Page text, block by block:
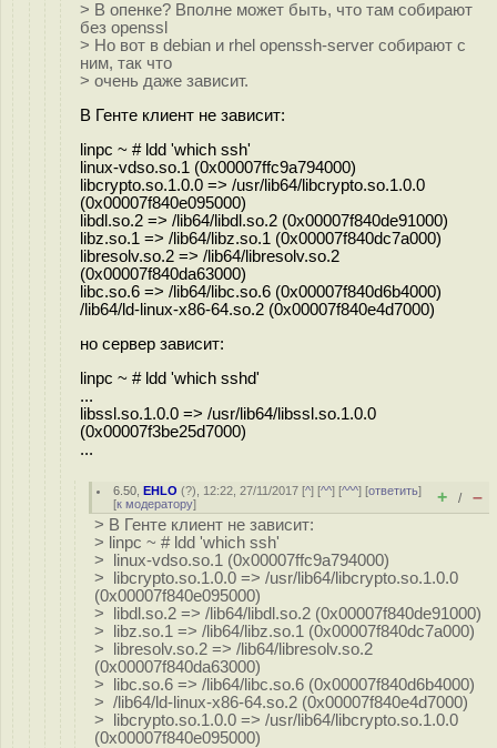
> В опенке? Вполне может быть, что там собирают
без openssl
> Но вот в debian и rhel openssh-server собирают с
ним, так что
> очень даже зависит.
В Генте клиент не зависит:
linpc ~ # ldd 'which ssh'
linux-vdso.so.1 (0x00007ffc9a794000)
libcrypto.so.1.0.0 => /usr/lib64/libcrypto.so.1.0.0
(0x00007f840e095000)
libdl.so.2 => /lib64/libdl.so.2 (0x00007f840de91000)
libz.so.1 => /lib64/libz.so.1 (0x00007f840dc7a000)
libresolv.so.2 => /lib64/libresolv.so.2
(0x00007f840da63000)
libc.so.6 => /lib64/libc.so.6 (0x00007f840d6b4000)
/lib64/ld-linux-x86-64.so.2 (0x00007f840e4d7000)
но сервер зависит:
linpc ~ # ldd 'which sshd'
...
libssl.so.1.0.0 => /usr/lib64/libssl.so.1.0.0
(0x00007f3be25d7000)
...
6.50 ,EHLO (?), 12:22, 27/11/2017 [^] [^^] [^^^] [ответить]
[к модератору] + / –
> В Генте клиент не зависит:
> linpc ~ # ldd 'which ssh'
> linux-vdso.so.1 (0x00007ffc9a794000)
> libcrypto.so.1.0.0 => /usr/lib64/libcrypto.so.1.0.0
(0x00007f840e095000)
> libdl.so.2 => /lib64/libdl.so.2 (0x00007f840de91000)
> libz.so.1 => /lib64/libz.so.1 (0x00007f840dc7a000)
> libresolv.so.2 => /lib64/libresolv.so.2
(0x00007f840da63000)
> libc.so.6 => /lib64/libc.so.6 (0x00007f840d6b4000)
> /lib64/ld-linux-x86-64.so.2 (0x00007f840e4d7000)
> libcrypto.so.1.0.0 => /usr/lib64/libcrypto.so.1.0.0
(0x00007f840e095000)